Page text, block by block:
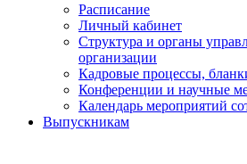
Расписание
Личный кабинет
Структура и органы
организации
Кадровые процессы,
Конференции и научные
Календарь мероприятий
Выпускникам